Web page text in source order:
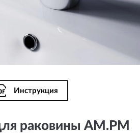
Инструкция
раковины AM.PM